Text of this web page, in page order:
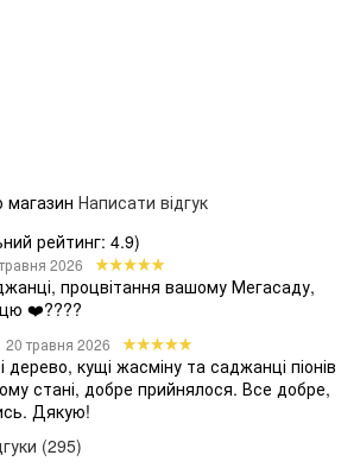
магазин Написати відгук
рейтинг: 4.9)
2026
процвітання вашому Мегасаду,
❤️????
20 травня 2026
кущі жасміну та саджанці піонів
стані, добре прийнялося. Все добре,
Дякую!
(295)